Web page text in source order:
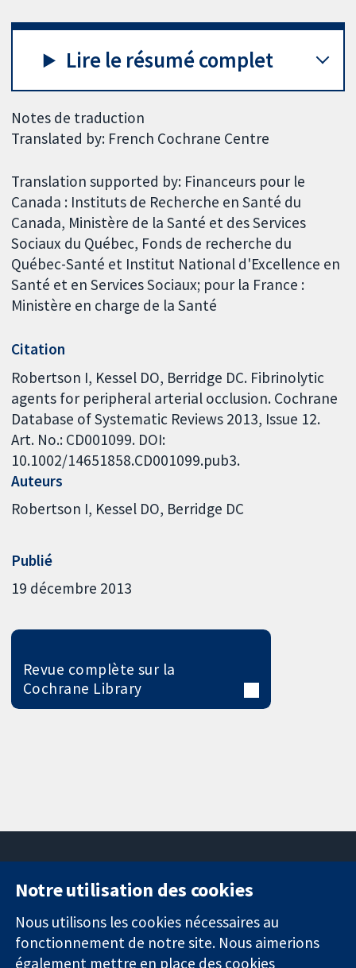
Lire le résumé complet
Notes de traduction
Translated by: French Cochrane Centre
Translation supported by: Financeurs pour le
Canada : Instituts de Recherche en Santé du
Canada, Ministère de la Santé et des Services
Sociaux du Québec, Fonds de recherche du
Québec-Santé et Institut National d'Excellence en
Santé et en Services Sociaux; pour la France :
Ministère en charge de la Santé
Citation
Robertson I, Kessel DO, Berridge DC. Fibrinolytic
agents for peripheral arterial occlusion. Cochrane
Database of Systematic Reviews 2013, Issue 12.
Art. No.: CD001099. DOI:
10.1002/14651858.CD001099.pub3.
Auteurs
Robertson I Kessel DO Berridge DC
Publié
19 décembre 2013
Revue complète sur la
Cochrane Library
Des données
probantes.
11-13 Cavendish
Square
Londres
W1G0AN
nous
Actualités
Service de
Notre utilisation des cookies
Nous utilisons les cookies nécessaires au
fonctionnement de notre site. Nous aimerions
également mettre en place des cookies